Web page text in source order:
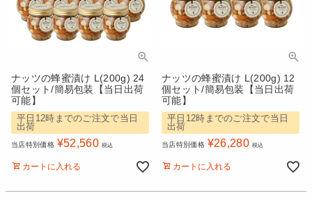
ナッツの蜂蜜漬け L(200g) 24
個セット/簡易包装【当日出荷
可能】
平日12時までのご注文で当日
出荷
当店特別価格 ¥52,560 税込
カートに入れる
ナッツの蜂蜜漬け L(200g) 12
個セット/簡易包装【当日出荷
可能】
平日12時までのご注文で当日
出荷
当店特別価格 ¥26,280 税込
カートに入れる